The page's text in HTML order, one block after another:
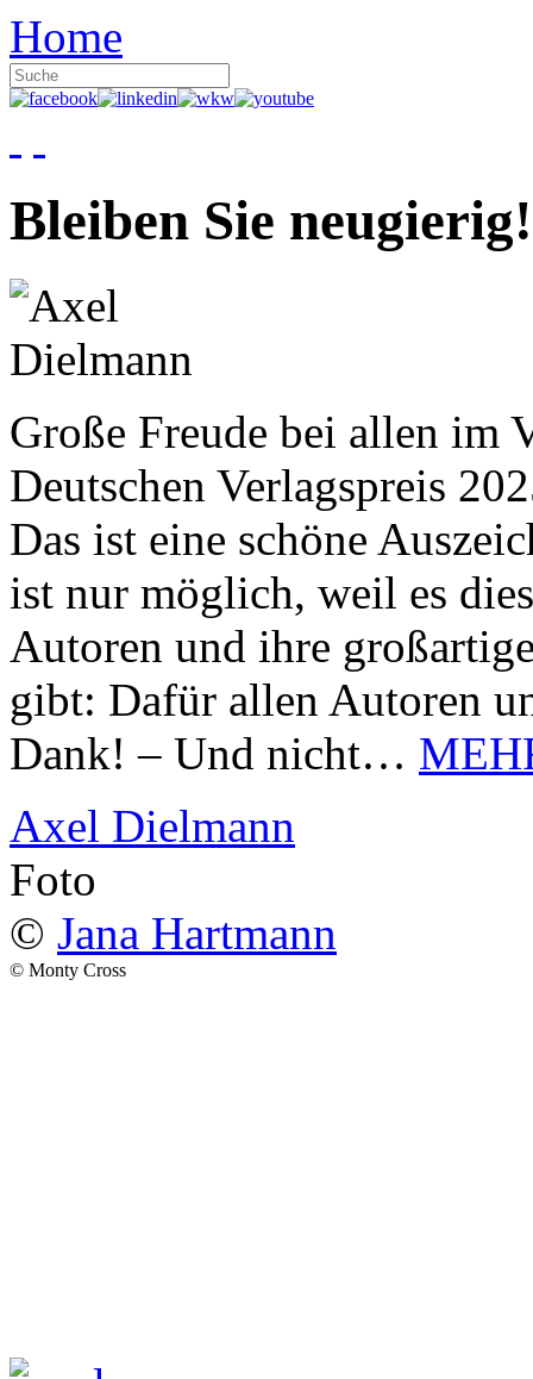
Home
Bleiben Sie neugierig!
Große Freude bei allen im
Deutschen Verlagspreis
Das ist eine schöne
ist nur möglich, weil es
Autoren und ihre
gibt: Dafür allen Autoren
Dank! – Und nicht…
Axel Dielmann
Foto
© Jana Hartmann
© Monty Cross